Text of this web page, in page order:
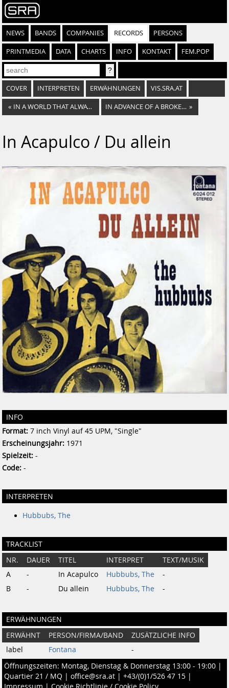
NEWS BANDS COMPANIES RECORDS PERSONS
PRINTMEDIA DATA CHARTS INFO KONTAKT FEM.POP
COVER INTERPRETEN ERWÄHNUNGEN VIS.SRA.AT
« IN A WORLD THAT ALWAYS SHOUTS IN ADVANCE OF A BROKEN ARM »
In Acapulco / Du allein
INFO
Format: 7 inch Vinyl auf 45 UPM, "Single"
Erscheinungsjahr: 1971
Spielzeit: -
Code: -
INTERPRETEN
Hubbubs, The
TRACKLIST
NR. DAUER TITEL INTERPRET
TEXT/MUSIK
A
- In Acapulco Hubbubs, The
-
B
- Du allein Hubbubs, The -
ERWÄHNUNGEN
ERWÄHNT PERSON/FIRMA/BAND
ZUSÄTZLICHE INFO
label
Fontana
-
Öffnungszeiten: Montag, Dienstag & Donnerstag 13:00 - 19:00 |
Quartier 21 / MQ | office@sra.at | +43/(0)1/526 47 15 |